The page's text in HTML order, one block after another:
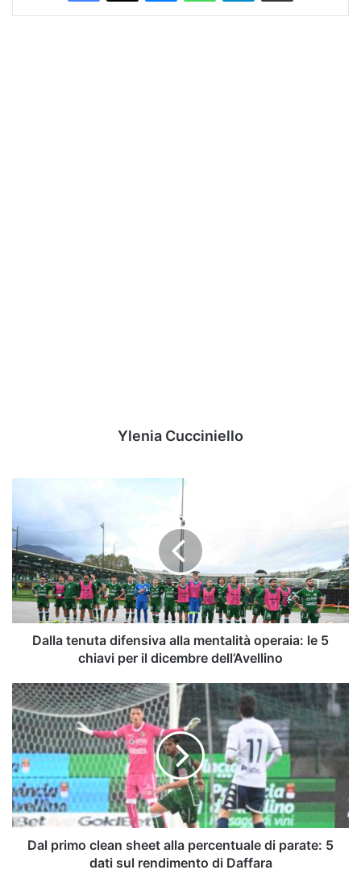
Ylenia Cucciniello
difensiva
alla
mentalità
operaia:
le
5
chiavi
dell’Avellino
Dalla tenuta difensiva alla mentalità operaia: le 5
chiavi per il dicembre dell’Avellino
Dal
primo
clean
sheet
alla
percentuale
di
parate:
5
datiDal primo clean sheet alla percentuale di parate: 5
dati sul rendimento di Daffara